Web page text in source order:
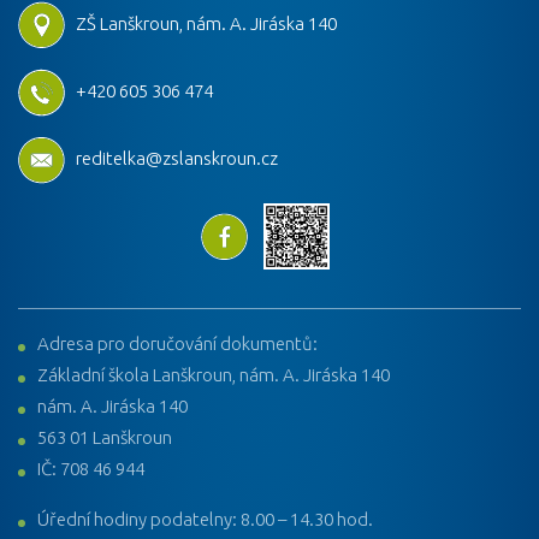
ZŠ Lanškroun, nám. A. Jiráska 140
+420 605 306 474
reditelka@zslanskroun.cz
Adresa pro doručování dokumentů:
Základní škola Lanškroun, nám. A. Jiráska 140
nám. A. Jiráska 140
563 01 Lanškroun
IČ: 708 46 944
Úřední hodiny podatelny: 8.00 – 14.30 hod.